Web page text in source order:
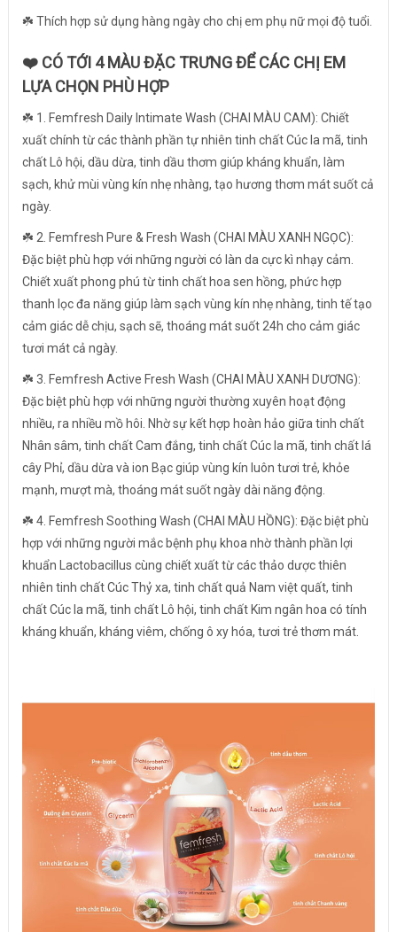
☘️ Thích hợp sử dụng hàng ngày cho chị em phụ nữ mọi độ tuổi.
❤️ CÓ TỚI 4 MÀU ĐẶC TRƯNG ĐỂ CÁC CHỊ EM
LỰA CHỌN PHÙ HỢP
☘️ 1. Femfresh Daily Intimate Wash (CHAI MÀU CAM): Chiết
xuất chính từ các thành phần tự nhiên tinh chất Cúc la mã, tinh
chất Lô hội, dầu dừa, tinh dầu thơm giúp kháng khuẩn, làm
sạch, khử mùi vùng kín nhẹ nhàng, tạo hương thơm mát suốt cả
ngày.
☘️ 2. Femfresh Pure & Fresh Wash (CHAI MÀU XANH NGỌC):
Đặc biệt phù hợp với những người có làn da cực kì nhạy cảm.
Chiết xuất phong phú từ tinh chất hoa sen hồng, phức hợp
thanh lọc đa năng giúp làm sạch vùng kín nhẹ nhàng, tinh tế tạo
cảm giác dễ chịu, sạch sẽ, thoáng mát suốt 24h cho cảm giác
tươi mát cả ngày.
☘️ 3. Femfresh Active Fresh Wash (CHAI MÀU XANH DƯƠNG):
Đặc biệt phù hợp với những người thường xuyên hoạt động
nhiều, ra nhiều mồ hôi. Nhờ sự kết hợp hoàn hảo giữa tinh chất
Nhân sâm, tinh chất Cam đắng, tinh chất Cúc la mã, tinh chất lá
cây Phỉ, dầu dừa và ion Bạc giúp vùng kín luôn tươi trẻ, khỏe
mạnh, mượt mà, thoáng mát suốt ngày dài năng động.
☘️ 4. Femfresh Soothing Wash (CHAI MÀU HỒNG): Đặc biệt phù
hợp với những người mắc bệnh phụ khoa nhờ thành phần lợi
khuẩn Lactobacillus cùng chiết xuất từ các thảo dược thiên
nhiên tinh chất Cúc Thỷ xa, tinh chất quả Nam việt quất, tinh
chất Cúc la mã, tinh chất Lô hội, tinh chất Kim ngân hoa có tính
kháng khuẩn, kháng viêm, chống ô xy hóa, tươi trẻ thơm mát.